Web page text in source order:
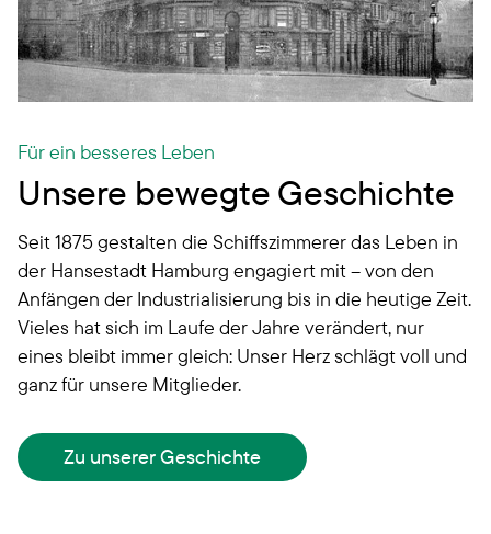
Für ein besseres Leben
Unsere bewegte Geschichte
Seit 1875 gestalten die Schiffszimmerer das Leben in
der Hansestadt Hamburg engagiert mit – von den
Anfängen der Industrialisierung bis in die heutige Zeit.
Vieles hat sich im Laufe der Jahre verändert, nur
eines bleibt immer gleich: Unser Herz schlägt voll und
ganz für unsere Mitglieder.
Zu unserer Geschichte